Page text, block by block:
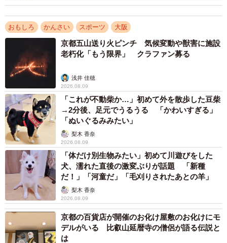
ころ。フル充電すると最大20時間連続で使用でき、汗っか
きも納得できるパワフルさ、その上で静音設計もされてい
る。こちらも阪神ファン専用ということで、ファンの中央
部分と台座の部分に虎マークがしっかりとプリントされて
いる。
おもしろ かんさい スポーツ 大阪
京都五山送り火ピンチ 気候変動や獣害に施設
老朽化「もう限界」 クラファン募る
浅井 佳穂
2026.08.09
「これが不動柴か…」初めて外を散歩した豆柴
→2分後、足元でうるうる 「かわいすぎる」
「ぬいぐるみみたい」
梨木 香奈
2026.08.09
「体だけ別生物みたい」初めて川遊びをした
犬、濡れた直後の激変ぶりが話題 「新種
だ！」「河童だ」「毛刈りされたあとの羊」
梨木 香奈
2026.08.09
京都の百貨店が開催のお化け屋敷のお化けにモ
デルがいる 比叡山延暦寺の僧侶が語る伝説と
は